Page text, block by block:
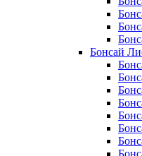
Бонсай